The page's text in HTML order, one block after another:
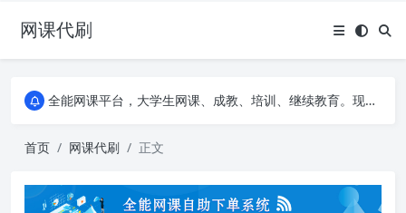
网课代刷
AI论文写作平台，根据真实文献内容生成论文
全能网课平台，大学生网课、成教、培训、继续教育。现已接入代刷代考项目3000+
全能网课平台，大学生网课、成教、培训、继续教育。现已接入代刷代考项目3000+
首页 网课代刷 正文